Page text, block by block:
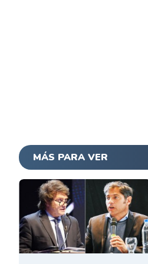
MÁS PARA VER